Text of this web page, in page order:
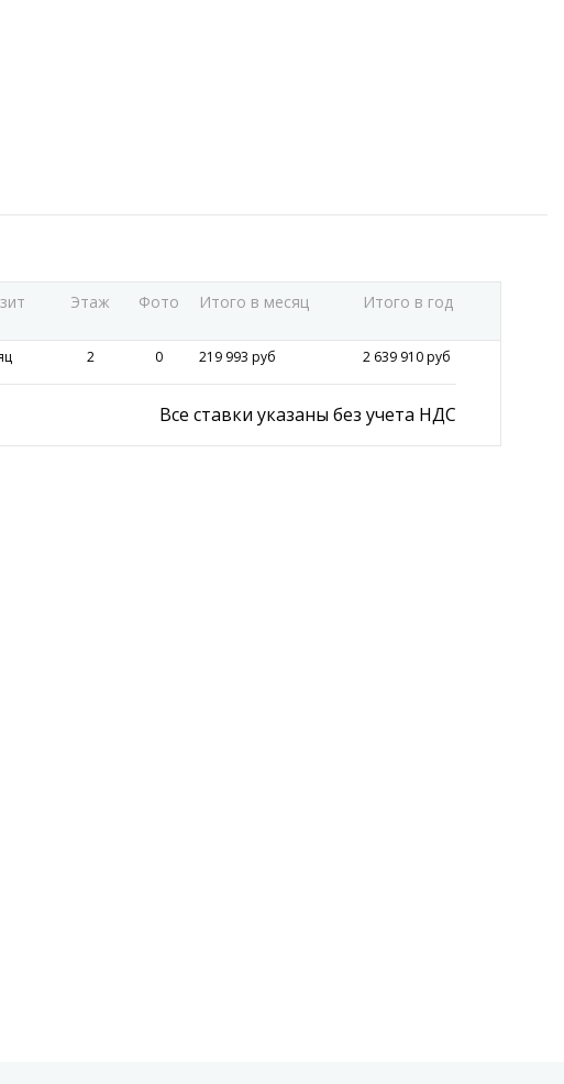
Этаж Фото Итого в месяц Итого в год
2 0 219 993 руб 2 639 910 руб
Все ставки указаны без учета НДС